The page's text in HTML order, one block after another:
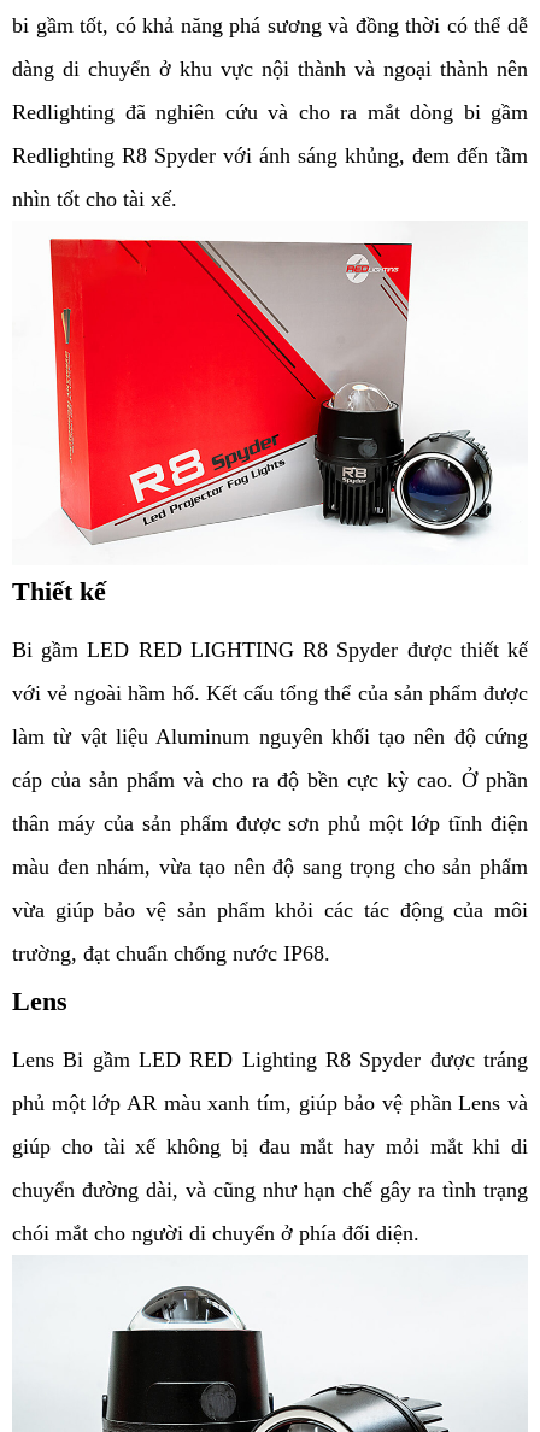
bi gầm tốt, có khả năng phá sương và đồng thời có thể dễ
dàng di chuyển ở khu vực nội thành và ngoại thành nên
Redlighting đã nghiên cứu và cho ra mắt dòng bi gầm
Redlighting R8 Spyder với ánh sáng khủng, đem đến tầm
nhìn tốt cho tài xế.
Thiết kế
Bi gầm LED RED LIGHTING R8 Spyder được thiết kế
với vẻ ngoài hầm hố. Kết cấu tổng thể của sản phẩm được
làm từ vật liệu Aluminum nguyên khối tạo nên độ cứng
cáp của sản phẩm và cho ra độ bền cực kỳ cao. Ở phần
thân máy của sản phẩm được sơn phủ một lớp tĩnh điện
màu đen nhám, vừa tạo nên độ sang trọng cho sản phẩm
vừa giúp bảo vệ sản phẩm khỏi các tác động của môi
trường, đạt chuẩn chống nước IP68.
Lens
Lens Bi gầm LED RED Lighting R8 Spyder được tráng
phủ một lớp AR màu xanh tím, giúp bảo vệ phần Lens và
giúp cho tài xế không bị đau mắt hay mỏi mắt khi di
chuyển đường dài, và cũng như hạn chế gây ra tình trạng
chói mắt cho người di chuyển ở phía đối diện.